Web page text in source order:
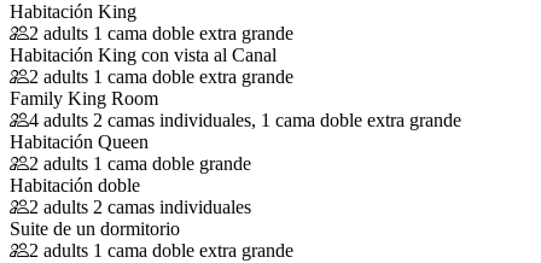
Habitación King
2 adults 1 cama doble extra grande
Habitación King con vista al Canal
2 adults 1 cama doble extra grande
Family King Room
4 adults 2 camas individuales, 1 cama doble extra grande
Habitación Queen
2 adults 1 cama doble grande
Habitación doble
2 adults 2 camas individuales
Suite de un dormitorio
2 adults 1 cama doble extra grande